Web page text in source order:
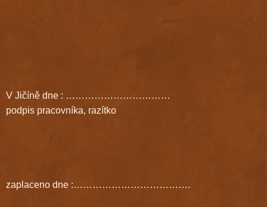
V Jičíně dne : ……………………………
podpis pracovníka, razítko
zaplaceno dne :……………………………….